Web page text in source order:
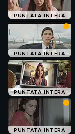
PUNTATA INTERA
PUNTATA INTERA
PUNTATA INTERA
PUNTATA INTERA